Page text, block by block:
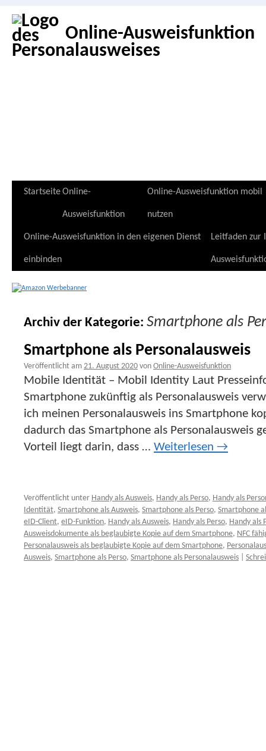
Online-Ausweisfunktion
Zum
springen
StartseiteOnline-
Ausweisfunktion
Online-Ausweisfunktion mobil
nutzen
Online-Ausweisfunktion in den eigenen Dienst
einbinden
Leitfaden zur
Archiv der Kategorie: Smartphone als
Smartphone als Personalausweis
Veröffentlicht am 21. August 2020 von Online-Ausweisfunktion
Mobile Identität – Mobil Identity Laut
Smartphone zukünftig als Personalausweis
ich meinen Personalausweis ins Smartphone
dadurch das Smartphone als Personalausweis
Vorteil liegt darin, dass … Weiterlesen →
Veröffentlicht unter Handy als Ausweis, Handy als Perso, Handy als
Identität, Smartphone als Ausweis, Smartphone als Perso, Smartphone
eID-Client, eID-Funktion, Handy als Ausweis, Handy als Perso, Handy als
Ausweisdokumente als beglaubigte Kopie auf dem Smartphone, NFC
Personalausweis als beglaubigte Kopie auf dem Smartphone,
Ausweis, Smartphone als Perso, Smartphone als Personalausweis